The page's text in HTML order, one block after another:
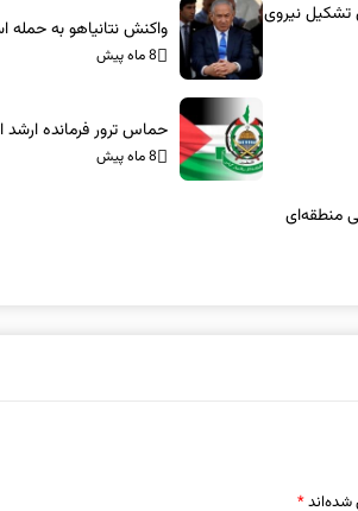
تشکیل نیروی
واکنش نتانیاهو به حمله
8 ماه پیش
حماس ترور فرمانده ارشد
8 ماه پیش
منطقه‌ای
شده‌اند*